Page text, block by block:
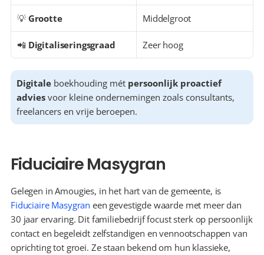
💡 Grootte Middelgroot
📲 Digitaliseringsgraad Zeer hoog
Digitale boekhouding mét persoonlijk proactief
advies voor kleine ondernemingen zoals consultants,
freelancers en vrije beroepen.
Fiduciaire Masygran
Fiduciaire Masygran een gevestigde waarde met meer dan
30 jaar ervaring. Dit familiebedrijf focust sterk op persoonlijk
contact en begeleidt zelfstandigen en vennootschappen van
oprichting tot groei. Ze staan bekend om hun klassieke,